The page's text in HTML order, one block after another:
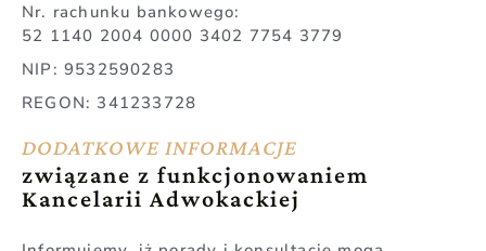
Nr. rachunku bankowego:
52 1140 2004 0000 3402 7754 3779
NIP: 9532590283
REGON: 341233728
DODATKOWE INFORMACJE
związane z funkcjonowaniem
Kancelarii Adwokackiej